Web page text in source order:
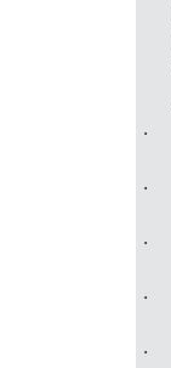
·
·
·
·
·